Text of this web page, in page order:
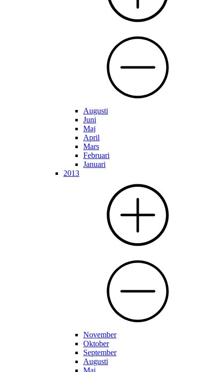
Augusti
Juni
Maj
April
Mars
Februari
Januari
2013
November
Oktober
September
Augusti
Maj